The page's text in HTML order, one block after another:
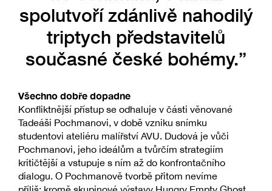
spolutvoří zdánlivě nahodilý
triptych představitelů
současné české bohémy.”
Všechno dobře dopadne
Konfliktnější přístup se odhaluje v části věnované
Tadeáši Pochmanovi, v době vzniku snímku
studentovi ateliéru malířství AVU. Dudová je vůči
Pochmanovi, jeho ideálům a tvůrčím strategiím
kritičtější a vstupuje s ním až do konfrontačního
dialogu. O Pochmanově tvorbě přitom nevíme